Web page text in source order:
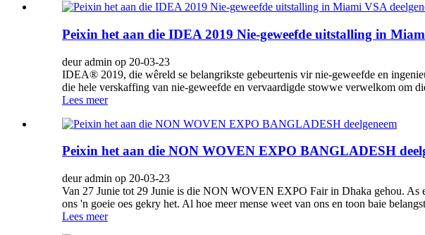
Peixin het aan die IDEA 2019 Nie-geweefde uitstalling in
deur admin op 20-03-23
IDEA® 2019, die wêreld se belangrikste gebeurtenis vir nie-geweefde en
die hele verskaffing van nie-geweefde en vervaardigde stowwe verwelkom om
Lees meer
Peixin het aan die NON WOVEN EXPO BANGLADESH
deur admin op 20-03-23
Van 27 Junie tot 29 Junie is die NON WOVEN EXPO Fair in Dhaka gehou. As
ons 'n goeie oes gekry het. Al hoe meer mense weet van ons en toon baie
Lees meer